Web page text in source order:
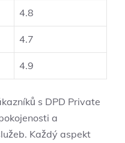
4.8
4.7
4.9
s DPD Private
a
Každý aspekt